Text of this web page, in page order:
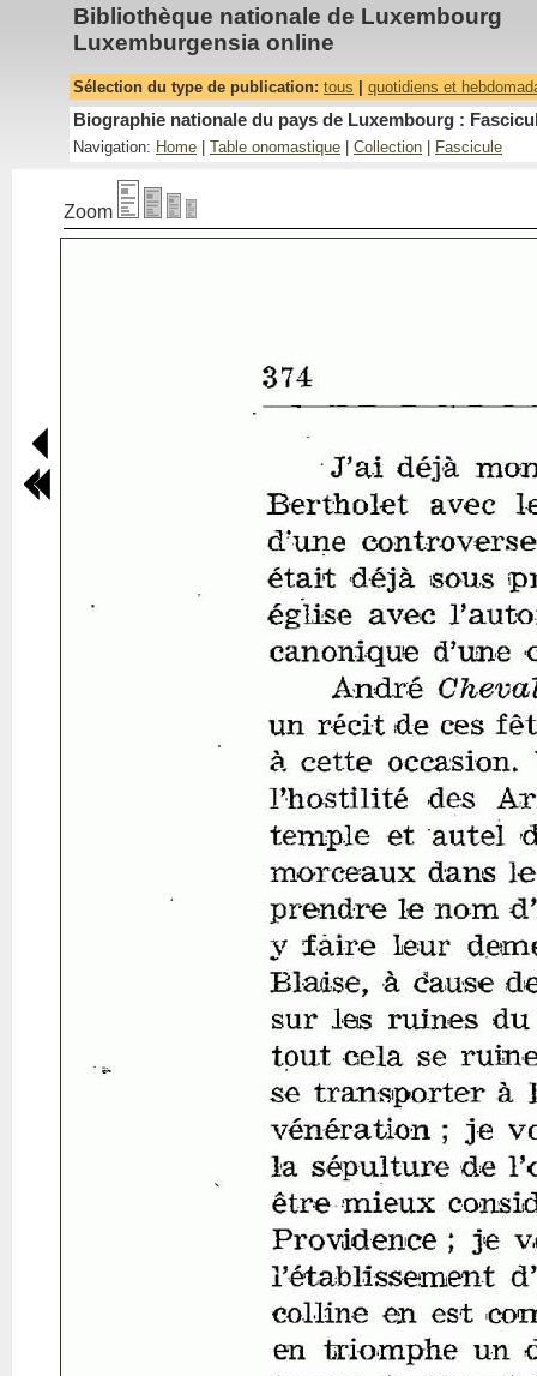
Bibliothèque nationale de Luxembourg
Luxemburgensia online
Sélection du type de publication: tous quotidiens et
Biographie nationale du pays de Luxembourg :
Navigation: Home Table onomastique Collection Fascicule
Zoom